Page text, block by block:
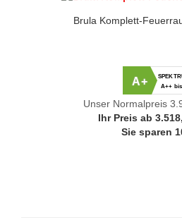
Brula Komplett-
A+
A++ bis
Unser Normalpreis
Ihr Preis ab
Sie sparen